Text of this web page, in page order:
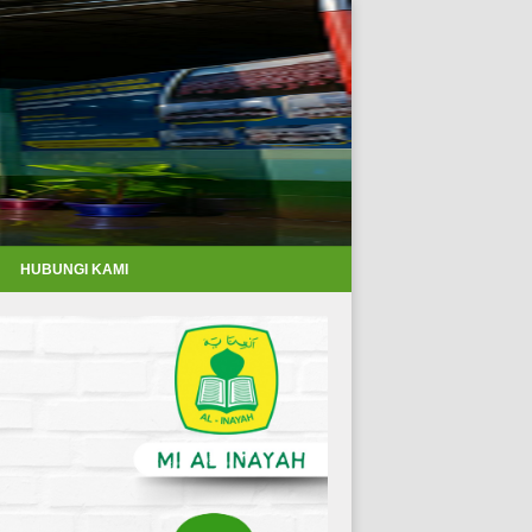
HUBUNGI KAMI